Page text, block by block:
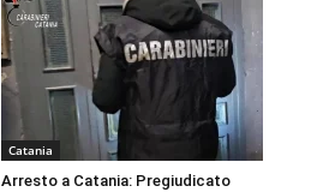
Catania
Arresto a Catania: Pregiudicato